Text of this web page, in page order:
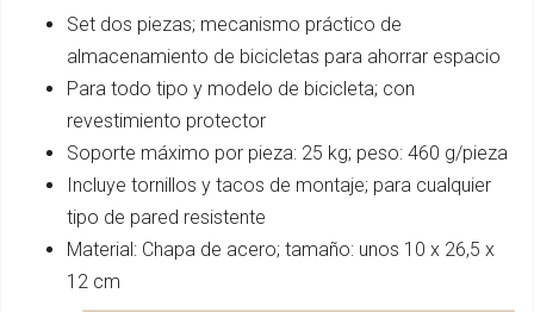
Set dos piezas; mecanismo práctico de
almacenamiento de bicicletas para ahorrar espacio
Para todo tipo y modelo de bicicleta; con
revestimiento protector
Soporte máximo por pieza: 25 kg; peso: 460 g/pieza
Incluye tornillos y tacos de montaje; para cualquier
tipo de pared resistente
Material: Chapa de acero; tamaño: unos 10 x 26,5 x
12 cm